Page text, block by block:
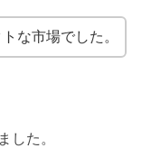
な市場でした。
した。